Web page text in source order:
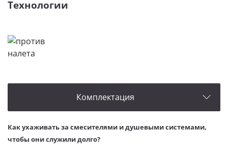
Технологии
Комплектация
Как ухаживать за смесителями и душевыми системами,
чтобы они служили долго?